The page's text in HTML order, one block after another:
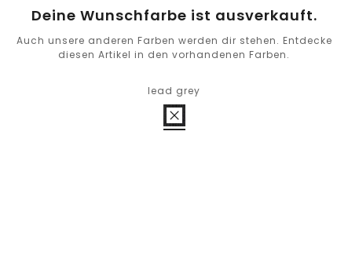
Deine Wunschfarbe ist ausverkauft.
Auch unsere anderen Farben werden dir stehen. Entdecke
diesen Artikel in den vorhandenen Farben.
lead grey